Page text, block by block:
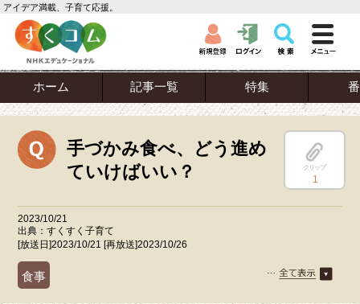
アイデア満載、子育て応援。
ホーム 記事一覧 特集
手づかみ食べ、どう進め
ていけばいい？
クリップ
1
2023/10/21
出典：すくすく子育て
[放送日]2023/10/21 [再放送]2023/10/26
食事